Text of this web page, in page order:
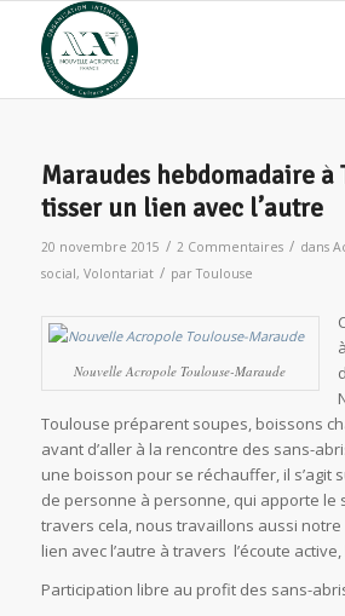
Maraudes hebdomadaire à
tisser un lien avec l’autre
20 novembre 2015 / 2 Commentaires / dans
social, Volontariat / parToulouse
Nouvelle Acropole Toulouse-Maraude
Toulouse préparent soupes, boissons
avant d’aller à la rencontre des sans-
une boisson pour se réchauffer, il s’agit
de personne à personne, qui apporte le
travers cela, nous travaillons aussi
lien avec l’autre à travers l’écoute active,
Participation libre au profit des sans-